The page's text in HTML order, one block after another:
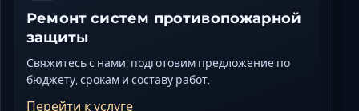
Ремонт систем противопожарной
защиты
Свяжитесь с нами, подготовим предложение по
бюджету, срокам и составу работ.
Перейти к услуге